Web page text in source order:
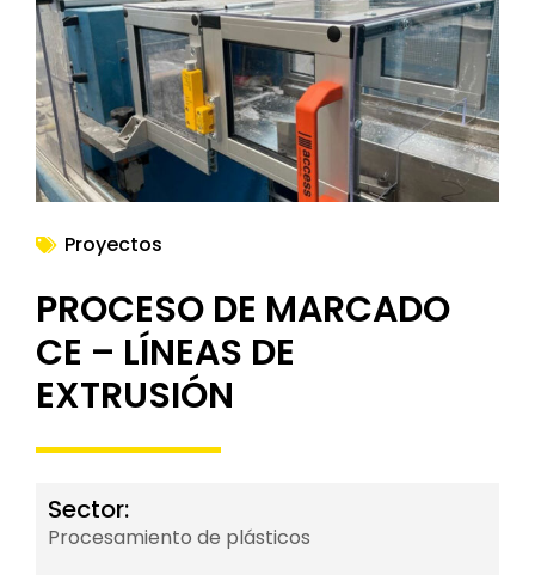
NOTICIAS
Proyectos
PROCESO DE MARCADO
CE – LÍNEAS DE
EXTRUSIÓN
Sector:
Procesamiento de plásticos